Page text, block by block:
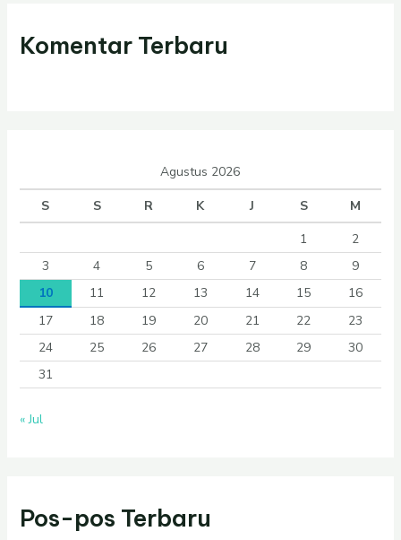
Komentar Terbaru
Agustus 2026
S
S R K J S
M
1
2
3
4 5 6 7 8
9
10
11 12 13 14 15
16
17
18 19 20 21 22
23
24
25 26 27 28 29
30
31
« Jul
Pos-pos Terbaru